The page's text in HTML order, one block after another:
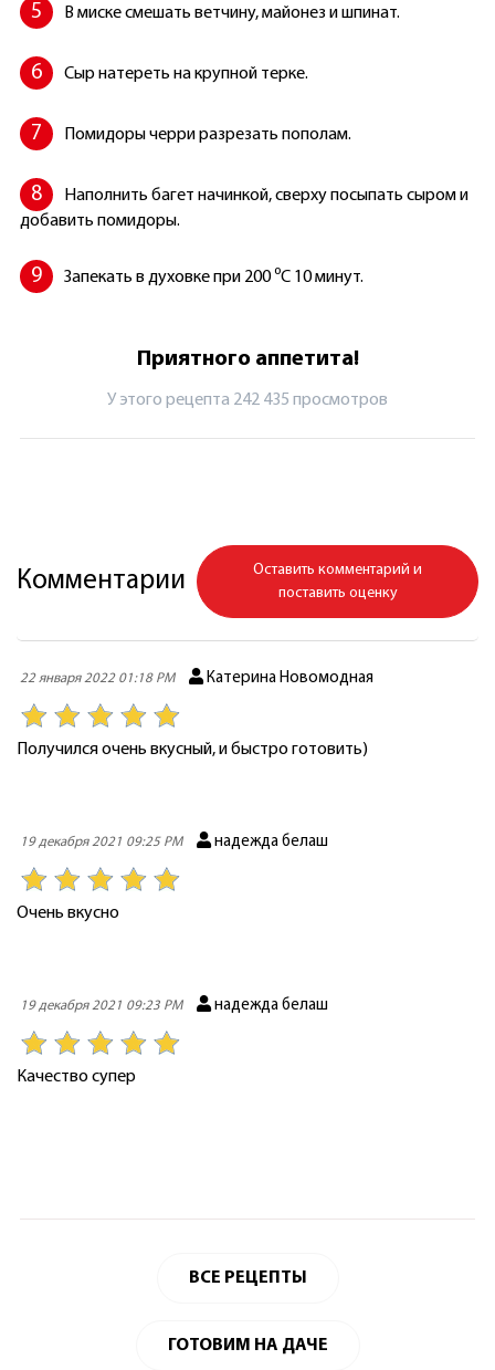
В миске смешать ветчину, майонез и шпинат.
Сыр натереть на крупной терке.
Помидоры черри разрезать пополам.
Наполнить багет начинкой, сверху посыпать сыром и
добавить помидоры.
Запекать в духовке при 200 ⁰C 10 минут.
Приятного аппетита!
У этого рецепта 242 435 просмотров
Комментарии
Оставить комментарий и
поставить оценку
22 января 2022 01:18 PM Катерина Новомодная
Получился очень вкусный, и быстро готовить)
19 декабря 2021 09:25 PM надежда белаш
Очень вкусно
19 декабря 2021 09:23 PM надежда белаш
Качество супер
ВСЕ РЕЦЕПТЫ
ГОТОВИМ НА ДАЧЕ